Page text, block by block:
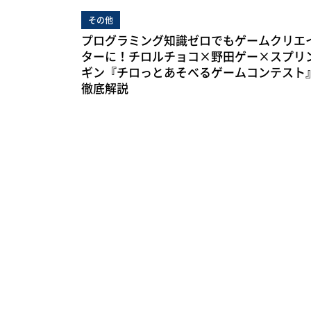
その他
プログラミング知識ゼロでもゲームクリエ
ターに！チロルチョコ×野田ゲー×スプリ
ギン『チロっとあそべるゲームコンテスト』
徹底解説